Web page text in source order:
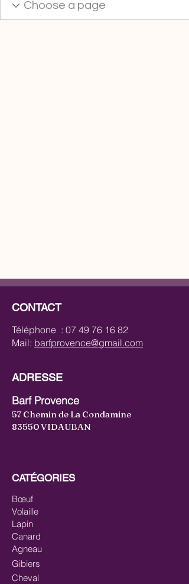
CONTACT
Téléphone : 07 49 76 16 82
Mail: barfprovence@gmail.com
ADRESSE
Barf Provence
57 Chemin de La Condamine
83550 VIDAUBAN
CATÉGORIES
Bœuf
Volaille
Lapin
Canard
Agneau
Gibiers
Cheval